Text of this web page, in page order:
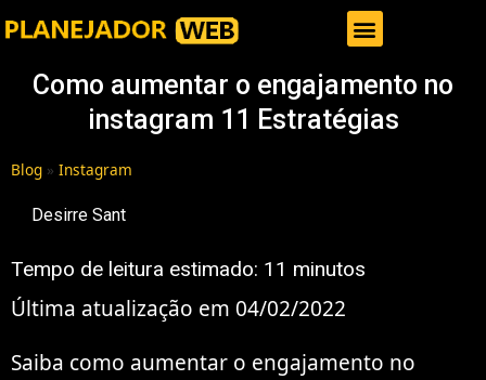
Como aumentar o engajamento no
instagram 11 Estratégias
Blog » Instagram
Desirre Sant
Tempo de leitura estimado: 11 minutos
Última atualização em 04/02/2022
Saiba como aumentar o engajamento no